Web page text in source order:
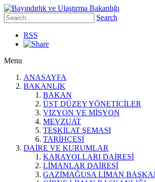
Search
RSS
Menu
ANASAYFA
BAKANLIK
BAKAN
ÜST DÜZEY YÖNETİCİLER
VİZYON VE MİSYON
MEVZUAT
TEŞKİLAT ŞEMASI
TARİHÇESİ
DAİRE VE KURUMLAR
KARAYOLLARI DAİRESİ
LİMANLAR DAİRESİ
GAZİMAĞUSA LİMAN